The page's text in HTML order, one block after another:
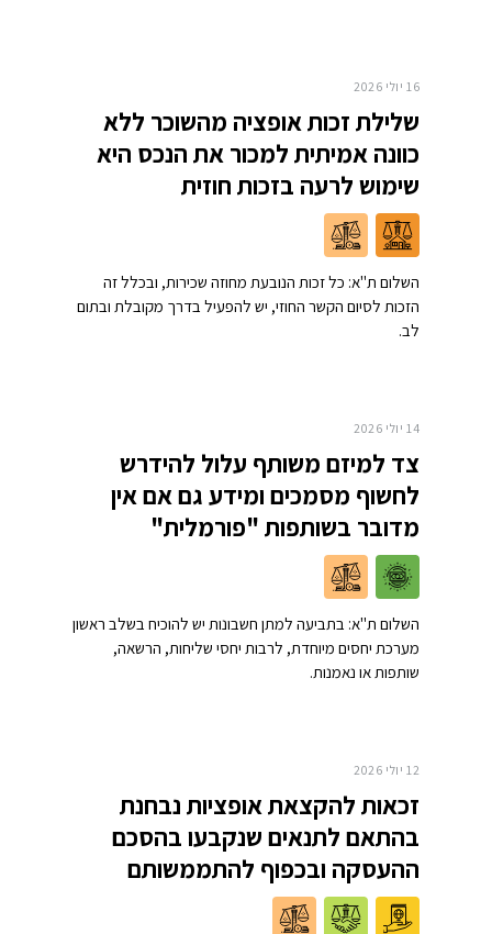
16 יולי 2026
שלילת זכות אופציה מהשוכר ללא
כוונה אמיתית למכור את הנכס היא
שימוש לרעה בזכות חוזית
השלום ת"א: כל זכות הנובעת מחוזה שכירות, ובכלל זה
הזכות לסיום הקשר החוזי, יש להפעיל בדרך מקובלת ובתום
לב.
14 יולי 2026
צד למיזם משותף עלול להידרש
לחשוף מסמכים ומידע גם אם אין
מדובר בשותפות "פורמלית"
השלום ת"א: בתביעה למתן חשבונות יש להוכיח בשלב ראשון
מערכת יחסים מיוחדת, לרבות יחסי שליחות, הרשאה,
שותפות או נאמנות.
12 יולי 2026
זכאות להקצאת אופציות נבחנת
בהתאם לתנאים שנקבעו בהסכם
ההעסקה ובכפוף להתממשותם